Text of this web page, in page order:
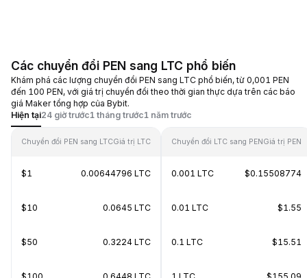
Các chuyển đổi PEN sang LTC phổ biến
Khám phá các lượng chuyển đổi PEN sang LTC phổ biến, từ 0,001 PEN
đến 100 PEN, với giá trị chuyển đổi theo thời gian thực dựa trên các báo
giá Maker tổng hợp của Bybit.
Hiện tại24 giờ trước1 tháng trước1 năm trước
Chuyển đổi PEN sang LTCGiá trị LTC
$1 0.00644796 LTC
$10 0.0645 LTC
$50 0.3224 LTC
$100 0.6448 LTC
Chuyển đổi LTC sang PENGiá trị PEN
0.001 LTC $0.15508774
0.01 LTC $1.55
0.1 LTC $15.51
1 LTC $155.09